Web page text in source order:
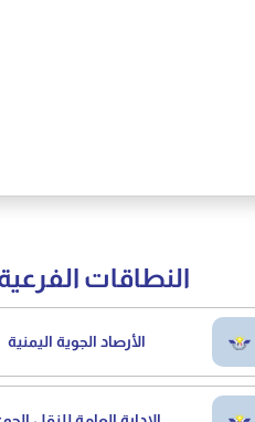
النطاقات
الأرصاد الجوية اليمنية